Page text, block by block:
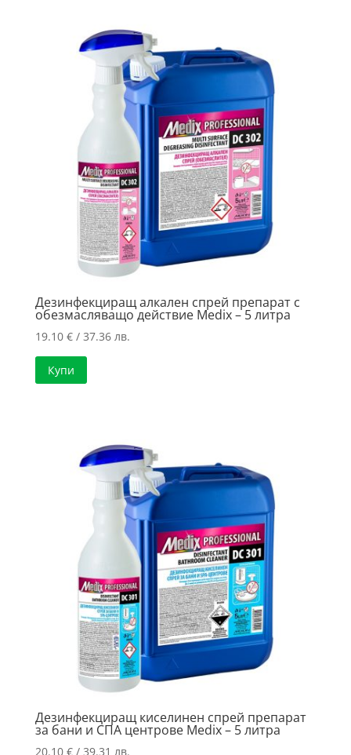
Дезинфекциращ алкален спрей препарат с
обезмасляващо действие Medix – 5 литра
19.10 €/ 37.36 лв.
Купи
Дезинфекциращ киселинен спрей препарат
за бани и СПА центрове Medix – 5 литра
20.10 €/ 39.31 лв.